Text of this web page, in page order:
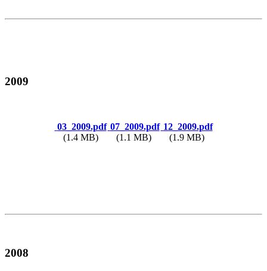
2009
03_2009.pdf
(1.4 MB)
07_2009.pdf
(1.1 MB)
12_2009.pdf
(1.9 MB)
2008